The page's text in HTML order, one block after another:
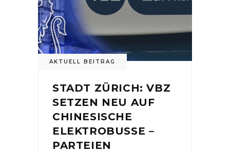
AKTUELL BEITRAG
STADT ZÜRICH: VBZ
SETZEN NEU AUF
CHINESISCHE
ELEKTROBUSSE –
PARTEIEN